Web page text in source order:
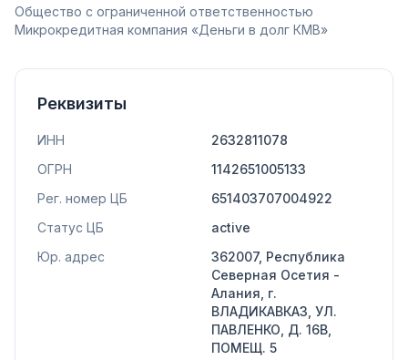
Общество с ограниченной ответственностью
Микрокредитная компания «Деньги в долг КМВ»
Реквизиты
ИНН
2632811078
ОГРН
1142651005133
Рег. номер ЦБ
651403707004922
Статус ЦБ
active
Юр. адрес
362007, Республика
Северная Осетия -
Алания, г.
ВЛАДИКАВКАЗ, УЛ.
ПАВЛЕНКО, Д. 16В,
ПОМЕЩ. 5